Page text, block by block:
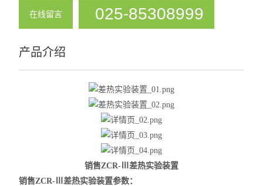
凝固点实验装置
饱和蒸气压实验装置
在线留言 025-85308999
产品介绍
销售ZCR-Ⅲ差热实验装置
销售ZCR-Ⅲ差热实验装置参数：